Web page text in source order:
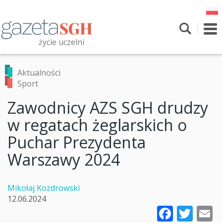
treści
życie uczelni
Przeszukaj witrynę
Aktualności
Sport
Zawodnicy AZS SGH drudzy
w regatach żeglarskich o
Puchar Prezydenta
Warszawy 2024
Mikołaj Kozdrowski
12.06.2024